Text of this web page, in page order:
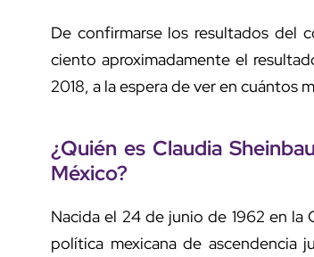
De confirmarse los resultados del
ciento aproximadamente el
2018, a la espera de ver en cuántos
¿Quién es Claudia
México?
Nacida el 24 de junio de 1962 en
política mexicana de ascendencia